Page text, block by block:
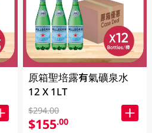
原箱聖培露有氣礦泉水
12 X 1LT
$294.00
$155.00